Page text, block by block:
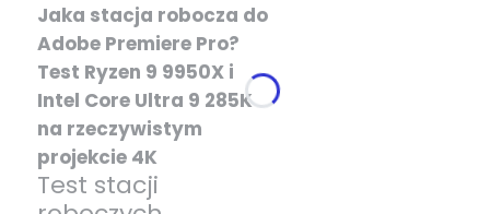
Jaka stacja robocza do
Adobe Premiere Pro?
Test Ryzen 9 9950X i
Intel Core Ultra 9 285K
na rzeczywistym
projekcie 4K
Test stacji